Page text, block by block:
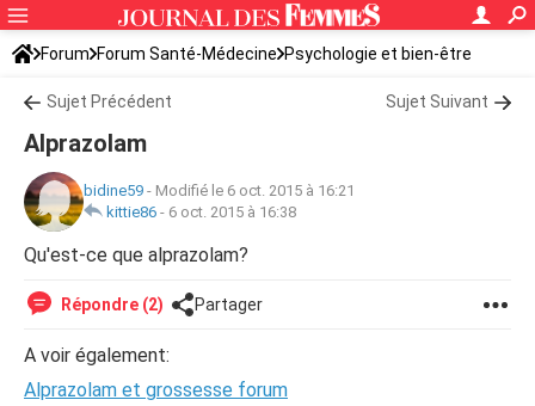
Forum Forum Santé-Médecine Psychologie et bien-être
Sujet Précédent Sujet Suivant
Alprazolam
bidine59 - Modifié le 6 oct. 2015 à 16:21
kittie86 - 6 oct. 2015 à 16:38
Qu'est-ce que alprazolam?
Répondre (2) Partager
A voir également:
Alprazolam et grossesse forum